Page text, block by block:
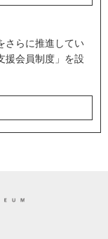
さらに推進してい
援会員制度」を設